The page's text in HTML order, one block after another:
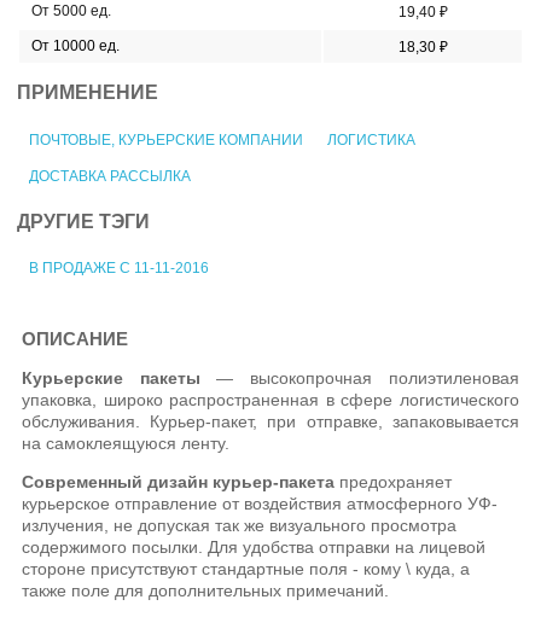
От 5000 ед.
19,40 ₽
От 10000 ед.
18,30 ₽
ПРИМЕНЕНИЕ
ПОЧТОВЫЕ, КУРЬЕРСКИЕ КОМПАНИИ ЛОГИСТИКА
ДОСТАВКА РАССЫЛКА
ДРУГИЕ ТЭГИ
В ПРОДАЖЕ С 11-11-2016
ОПИСАНИЕ
Курьерские пакеты — высокопрочная полиэтиленовая
упаковка, широко распространенная в сфере логистического
обслуживания. Курьер-пакет, при отправке, запаковывается
на самоклеящуюся ленту.
Современный дизайн курьер-пакета предохраняет
курьерское отправление от воздействия атмосферного УФ-
излучения, не допуская так же визуального просмотра
содержимого посылки. Для удобства отправки на лицевой
стороне присутствуют стандартные поля - кому \ куда, а
также поле для дополнительных примечаний.